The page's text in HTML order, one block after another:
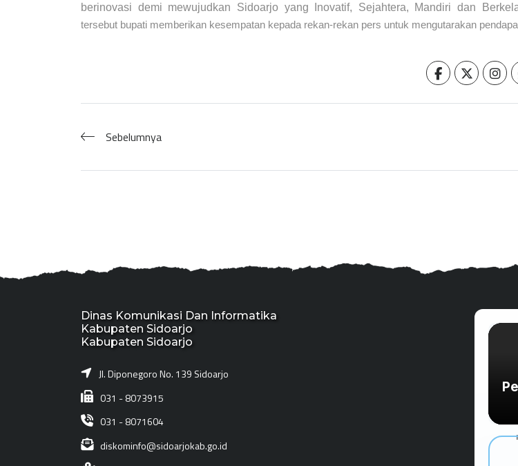
berinovasi demi mewujudkan Sidoarjo yang Inovatif, Sejahtera, Mandiri dan
tersebut bupati memberikan kesempatan kepada rekan-rekan pers untuk mengutarakan
Sebelumnya
Dinas Komunikasi Dan Informatika
Kabupaten Sidoarjo
Kabupaten Sidoarjo
Jl. Diponegoro No. 139 Sidoarjo
031 - 8073915
031 - 8071604
diskominfo@sidoarjokab.go.id